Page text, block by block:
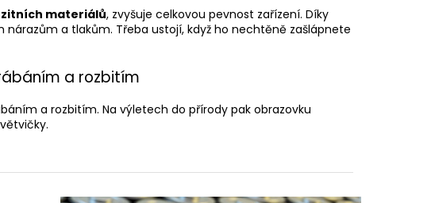
materiálů, zvyšuje celkovou pevnost zařízení. Díky
a tlakům. Třeba ustojí, když ho nechtěně zašlápnete
a rozbitím
a rozbitím. Na výletech do přírody pak obrazovku